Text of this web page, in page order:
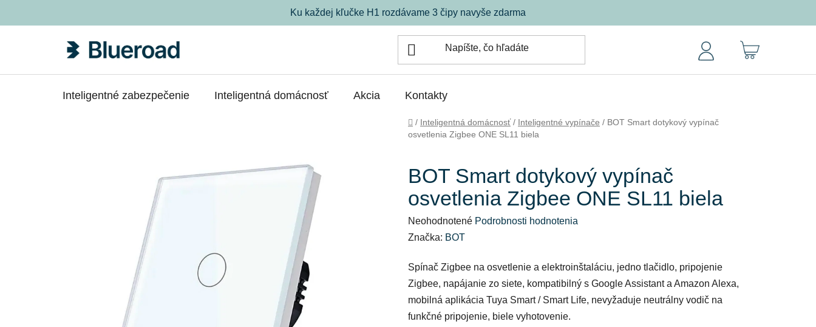
Ku každej kľučke H1 rozdávame 3 čipy navyše zdarma
Inteligentné zabezpečenie Inteligentná domácnosť Akcia Kontakty
Domov
/ Inteligentná domácnosť / Inteligentné vypínače / BOT Smart dotykový vypínač
osvetlenia Zigbee ONE SL11 biela
BOT Smart dotykový vypínač
osvetlenia Zigbee ONE SL11 biela
Priemerné
hodnotenie
je
0,0
z
5
Neohodnotené Podrobnosti hodnotenia
Značka: BOT
Spínač Zigbee na osvetlenie a elektroinštaláciu, jedno tlačidlo, pripojenie
Zigbee, napájanie zo siete, kompatibilný s Google Assistant a Amazon Alexa,
mobilná aplikácia Tuya Smart / Smart Life, nevyžaduje neutrálny vodič na
funkčné pripojenie, biele vyhotovenie.